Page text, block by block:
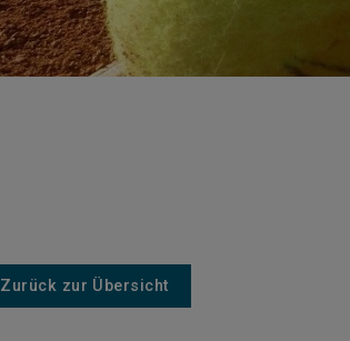
Zurück zur Übersicht